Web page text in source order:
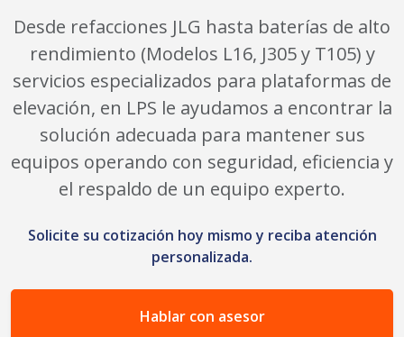
Desde refacciones JLG hasta baterías de alto
rendimiento (Modelos L16, J305 y T105) y
servicios especializados para plataformas de
elevación, en LPS le ayudamos a encontrar la
solución adecuada para mantener sus
equipos operando con seguridad, eficiencia y
el respaldo de un equipo experto.
Solicite su cotización hoy mismo y reciba atención
personalizada.
Hablar con asesor